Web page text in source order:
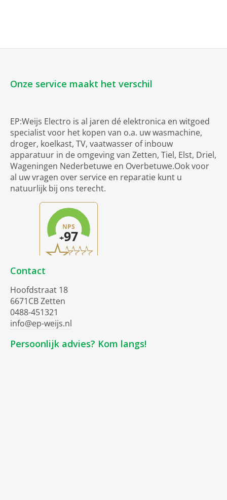
Onze service maakt het verschil
EP:Weijs Electro is al jaren dé elektronica en witgoed
specialist voor het kopen van o.a. uw wasmachine,
droger, koelkast, TV, vaatwasser of inbouw
apparatuur in de omgeving van Zetten, Tiel, Elst, Driel,
Wageningen Nederbetuwe en Overbetuwe.Ook voor
al uw vragen over service en reparatie kunt u
natuurlijk bij ons terecht.
Contact
Hoofdstraat 18
6671CB Zetten
0488-451321
info@ep-weijs.nl
Persoonlijk advies? Kom langs!